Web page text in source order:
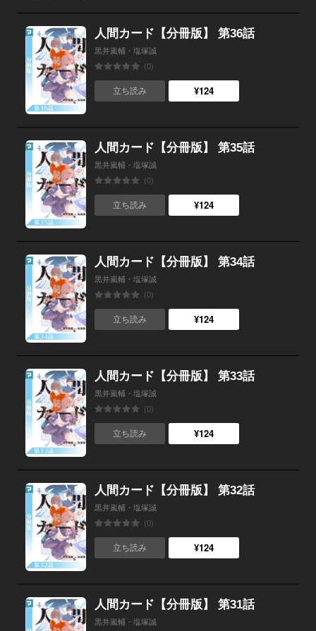
人間カード【分冊版】 第36話
黒井嵐輔・塩塚誠
(0)
立ち読み ¥124
人間カード【分冊版】 第35話
黒井嵐輔・塩塚誠
(0)
立ち読み ¥124
人間カード【分冊版】 第34話
黒井嵐輔・塩塚誠
(0)
立ち読み ¥124
人間カード【分冊版】 第33話
黒井嵐輔・塩塚誠
(0)
立ち読み ¥124
人間カード【分冊版】 第32話
黒井嵐輔・塩塚誠
(0)
立ち読み ¥124
人間カード【分冊版】 第31話
黒井嵐輔・塩塚誠